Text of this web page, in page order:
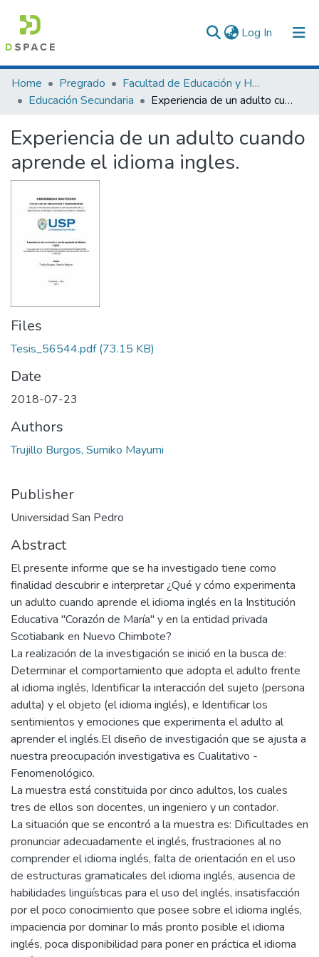
Log In (current)
Communities & Collections
All of DSpace
Statistics
Home Pregrado
Facultad de Educación y Humanidades
Educación Secundaria
Experiencia de un adulto cuando aprende el idioma ingles.
Experiencia de un adulto cuando
aprende el idioma ingles.
Files
Tesis_56544.pdf(73.15 KB)
Date
2018-07-23
Authors
Trujillo Burgos, Sumiko Mayumi
Publisher
Universidad San Pedro
Abstract
El presente informe que se ha investigado tiene como
finalidad descubrir e interpretar ¿Qué y cómo experimenta
un adulto cuando aprende el idioma inglés en la Institución
Educativa "Corazón de María" y en la entidad privada
Scotiabank en Nuevo Chimbote?
La realización de la investigación se inició en la busca de:
Determinar el comportamiento que adopta el adulto frente
al idioma inglés, Identificar la interacción del sujeto (persona
adulta) y el objeto (el idioma inglés), e Identificar los
sentimientos y emociones que experimenta el adulto al
aprender el inglés.El diseño de investigación que se ajusta a
nuestra preocupación investigativa es Cualitativo -
Fenomenológico.
La muestra está constituida por cinco adultos, los cuales
tres de ellos son docentes, un ingeniero y un contador.
La situación que se encontró a la muestra es: Dificultades en
pronunciar adecuadamente el inglés, frustraciones al no
comprender el idioma inglés, falta de orientación en el uso
de estructuras gramaticales del idioma inglés, ausencia de
habilidades lingüísticas para el uso del inglés, insatisfacción
por el poco conocimiento que posee sobre el idioma inglés,
impaciencia por dominar lo más pronto posible el idioma
inglés, poca disponibilidad para poner en práctica el idioma